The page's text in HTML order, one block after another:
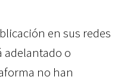
en sus redes
adelantado o
no han